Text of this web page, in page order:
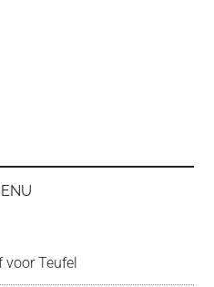
voor Teufel